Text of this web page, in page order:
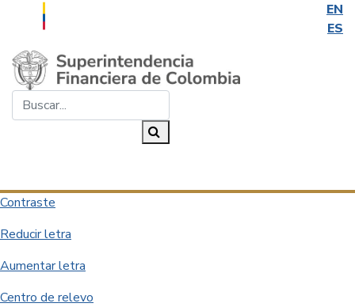
EN
ES
Saltar al contenido principal
Contraste
Reducir letra
Aumentar letra
Centro de relevo